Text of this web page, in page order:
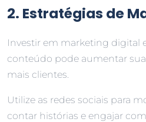
2. Estratégias de
Investir em marketing digital
conteúdo pode aumentar
mais clientes.
Utilize as redes sociais para
contar histórias e engajar